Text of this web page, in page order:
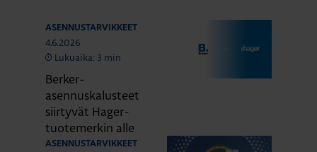
ASENNUSTARVIKKEET
4.6.2026
Lukuaika: 3 min
Berker-
asennuskalusteet
siirtyvät Hager-
tuotemerkin alle
ASENNUSTARVIKKEET